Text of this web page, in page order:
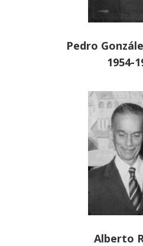
Pedro
1954-
Alberto